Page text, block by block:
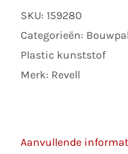
product
SKU: 159280
Categorieën:
Plastic kunststof
Merk: Revell
Aanvullende